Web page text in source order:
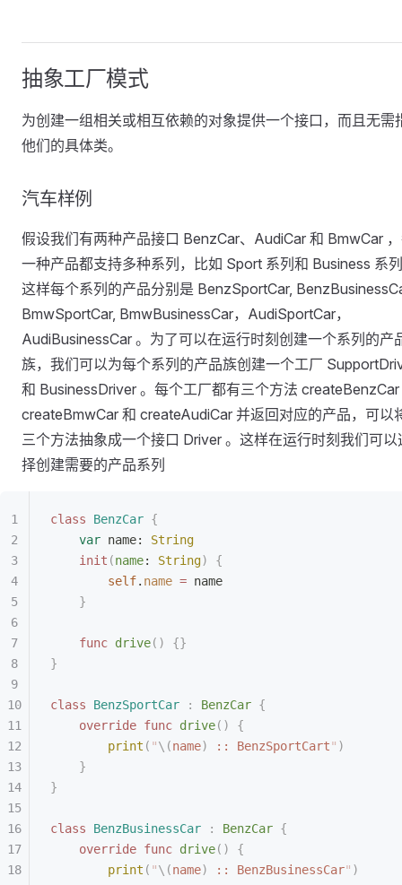
抽象工厂模式
为创建一组相关或相互依赖的对象提供一个接口，而且无需
他们的具体类。
汽车样例
假设我们有两种产品接口 BenzCar、AudiCar 和 BmwCar
一种产品都支持多种系列，比如 Sport 系列和 Business 系
这样每个系列的产品分别是 BenzSportCar,
BmwSportCar, BmwBusinessCar，AudiSportCar，
AudiBusinessCar 。为了可以在运行时刻创建一个系列的产
族，我们可以为每个系列的产品族创建一个工厂
和 BusinessDriver 。每个工厂都有三个方法
createBmwCar 和 createAudiCar 并返回对应的产品，可以
三个方法抽象成一个接口 Driver 。这样在运行时刻我们可以
择创建需要的产品系列
class BenzCar {
    var
name: String
    init
(name: String)
{
        self
. name = name
    }
    func
drive()
{}
}
class BenzSportCar : BenzCar {
    override
func drive()
{
        print
( "\(name) :: BenzSportCart" )
    }
}
class BenzBusinessCar : BenzCar {
    override
func drive()
{
        print
( "\(name) :: BenzBusinessCar" )